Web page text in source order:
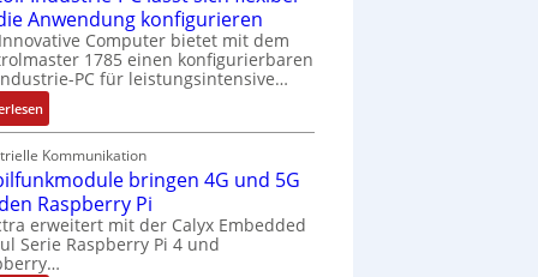
Anwendung konfigurieren
Computer bietet mit dem
1785 einen konfigurierbaren
PC für leistungsintensive…
:
1
9
-
Z
o
l
l
Kommunikation
bringen 4G und 5G
Raspberry Pi
erweitert mit der Calyx Embedded
Serie Raspberry Pi 4 und